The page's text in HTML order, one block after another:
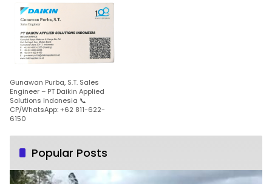
Gunawan Purba, S.T. Sales
Engineer – PT Daikin Applied
Solutions Indonesia 📞
CP/WhatsApp: +62 811-622-
6150
Popular Posts